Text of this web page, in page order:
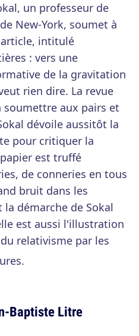
un professeur de
New-York, soumet à
article, intitulé
: vers une
de la gravitation
rien dire. La revue
soumettre aux pairs et
dévoile aussitôt la
pour critiquer la
est truffé
de conneries en tous
bruit dans les
démarche de Sokal
est aussi l'illustration
relativisme par les
Baptiste Litre